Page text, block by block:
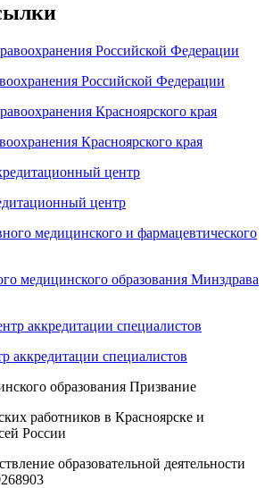
Российской Федерации
Красноярского края
центр
медицинского образования Минздрава
аккредитации специалистов
работников в Красноярске и
России
образовательной деятельности